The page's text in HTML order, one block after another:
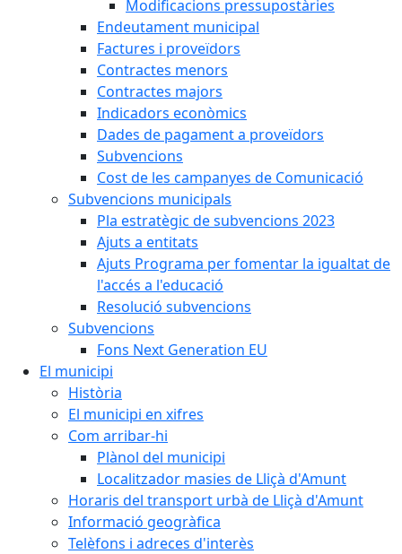
Modificacions pressupostàries
Endeutament municipal
Factures i proveïdors
Contractes menors
Contractes majors
Indicadors econòmics
Dades de pagament a proveïdors
Subvencions
Cost de les campanyes de Comunicació
Subvencions municipals
Pla estratègic de subvencions 2023
Ajuts a entitats
Ajuts Programa per fomentar la igualtat de
l'accés a l'educació
Resolució subvencions
Subvencions
Fons Next Generation EU
El municipi
Història
El municipi en xifres
Com arribar-hi
Plànol del municipi
Localitzador masies de Lliçà d'Amunt
Horaris del transport urbà de Lliçà d'Amunt
Informació geogràfica
Telèfons i adreces d'interès